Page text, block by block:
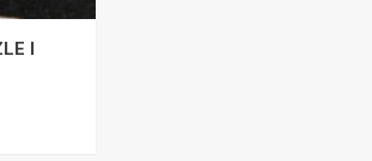
I